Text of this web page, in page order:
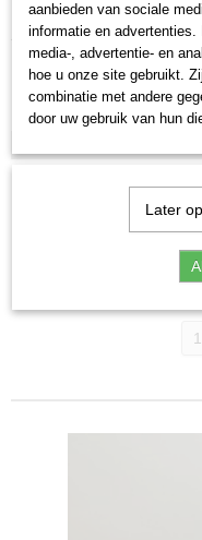
Accessoires
Voeding
Voor Nano
Youless
1
aanbieden van sociale
informatie en
media-, advertentie- en
hoe u onze site gebruikt.
combinatie met andere
door uw gebruik van hun
Later